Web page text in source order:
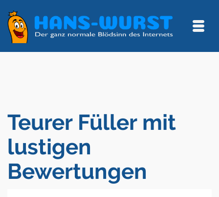
Teurer Füller mit
lustigen
Bewertungen